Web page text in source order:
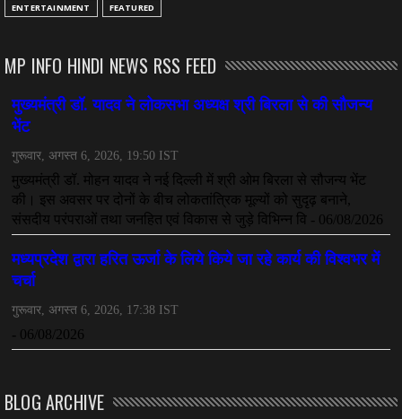
CHHATTISGARH
महादेव ऐप केस में बड़ा एक्शन, सौरभ चंद्राकर हिरासत में
CHHATTISGARH
तीजन बाई को याद करेगा छत्तीसगढ़ का लोक कला जगत
July 07, 2026
ENTERTAINMENT FEATURED
MP INFO HINDI NEWS RSS FEED
BLOG ARCHIVE